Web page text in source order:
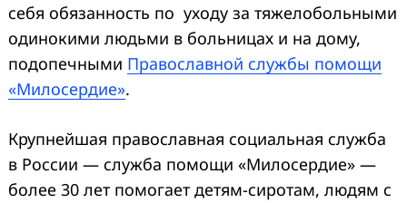
себя обязанность по уходу за тяжелобольными
одинокими людьми в больницах и на дому,
подопечными Православной службы помощи
«Милосердие».
Крупнейшая православная социальная служба
в России — служба помощи «Милосердие» —
более 30 лет помогает детям-сиротам, людям с